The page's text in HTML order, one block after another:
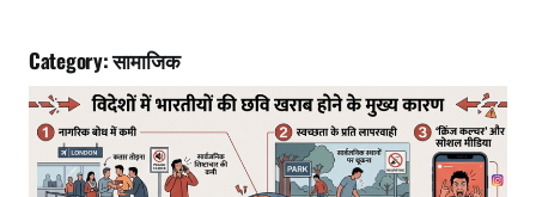
Category:सामाजिक